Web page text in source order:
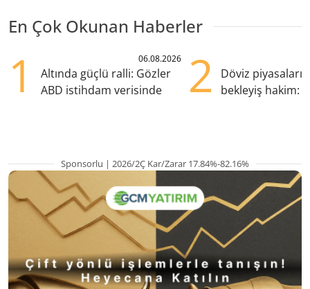
En Çok Okunan Haberler
1 06.08.2026
Altında güçlü ralli: Gözler
ABD istihdam verisinde
2
Döviz
bekleyiş hakim:
Sponsorlu | 2026/2Ç Kar/Zarar 17.84%-82.16%